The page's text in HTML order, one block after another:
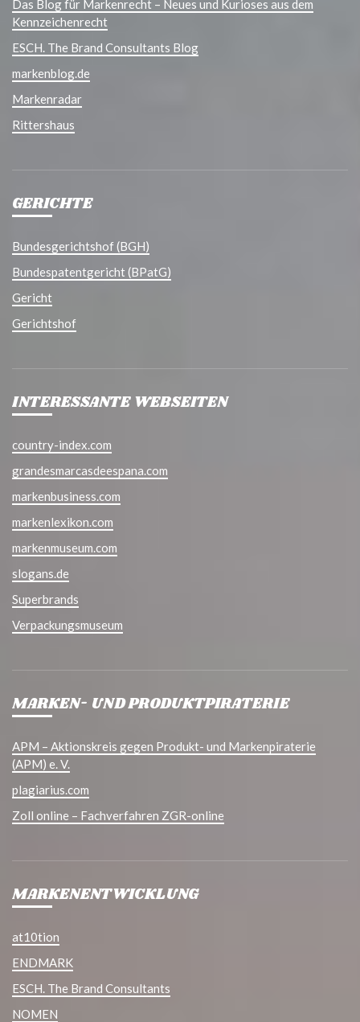
Das Blog für Markenrecht – Neues und Kurioses aus dem
Kennzeichenrecht
ESCH. The Brand Consultants Blog
markenblog.de
Markenradar
Rittershaus
GERICHTE
Bundesgerichtshof (BGH)
Bundespatentgericht (BPatG)
Gericht
Gerichtshof
INTERESSANTE WEBSEITEN
country-index.com
grandesmarcasdeespana.com
markenbusiness.com
markenlexikon.com
markenmuseum.com
slogans.de
Superbrands
Verpackungsmuseum
MARKEN- UND PRODUKTPIRATERIE
APM – Aktionskreis gegen Produkt- und Markenpiraterie
(APM) e. V.
plagiarius.com
Zoll online – Fachverfahren ZGR-online
MARKENENTWICKLUNG
at10tion
ENDMARK
ESCH. The Brand Consultants
NOMEN